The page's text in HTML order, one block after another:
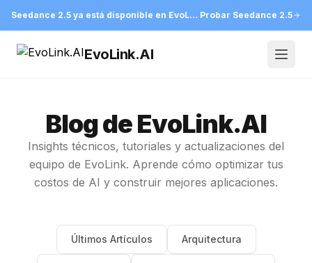
Seedance 2.5 ya está disponible en EvoLink Probar Seedance 2.5
EvoLink.AI
Blog de EvoLink.AI
Insights técnicos, tutoriales y actualizaciones del
equipo de EvoLink. Aprende cómo optimizar tus
costos de AI y construir mejores aplicaciones.
Últimos Artículos Arquitectura